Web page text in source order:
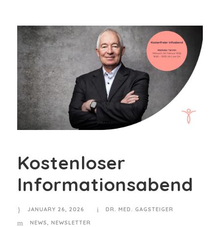
Kostenloser
Informationsabend
JANUARY 26, 2026
DR. MED. GAGSTEIGER
NEWS, NEWSLETTER